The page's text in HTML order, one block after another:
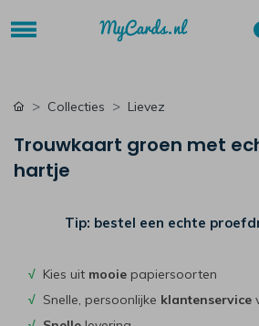
Collecties Lievez
Trouwkaart groen met
hartje
Tip: bestel een echte
√ Kies uit mooie papiersoorten
√ Snelle, persoonlijke klantenservice